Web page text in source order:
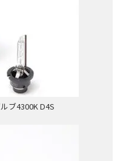
ブ4300K D4S